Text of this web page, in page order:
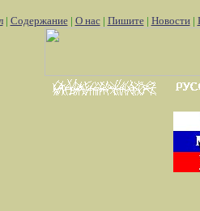
| Содержание| О нас| Пишите| Новости|